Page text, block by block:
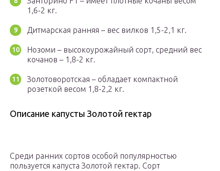
1,6-2 кг.
Дитмарская ранняя – вес вилков 1,5-2,1 кг.
Нозоми – высокоурожайный сорт, средний вес
кочанов – 1,8-2 кг.
Золотоворотская – обладает компактной
розеткой весом 1,8-2,2 кг.
Описание капусты Золотой гектар
Среди ранних сортов особой популярностью
пользуется капуста Золотой гектар. Сорт